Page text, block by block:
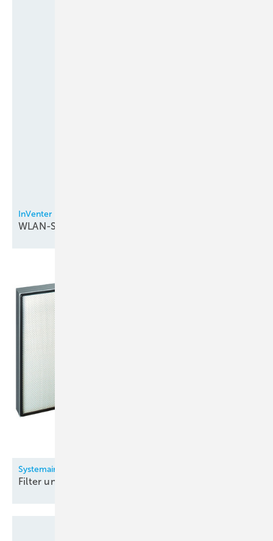
InVenter
WLAN-Steuerung bei
Systemair
Filter und